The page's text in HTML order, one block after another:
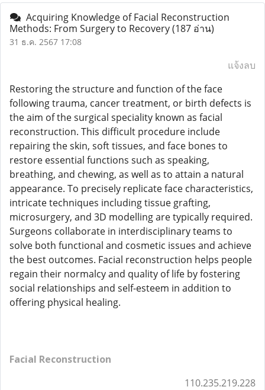
Acquiring Knowledge of Facial Reconstruction
Methods: From Surgery to Recovery(187 อ่าน)
31 ธ.ค. 2567 17:08
แจ้งลบ
Restoring the structure and function of the face
following trauma, cancer treatment, or birth defects is
the aim of the surgical speciality known as facial
reconstruction. This difficult procedure include
repairing the skin, soft tissues, and face bones to
restore essential functions such as speaking,
breathing, and chewing, as well as to attain a natural
appearance. To precisely replicate face characteristics,
intricate techniques including tissue grafting,
microsurgery, and 3D modelling are typically required.
Surgeons collaborate in interdisciplinary teams to
solve both functional and cosmetic issues and achieve
the best outcomes. Facial reconstruction helps people
regain their normalcy and quality of life by fostering
social relationships and self-esteem in addition to
offering physical healing.
Facial Reconstruction
110.235.219.228